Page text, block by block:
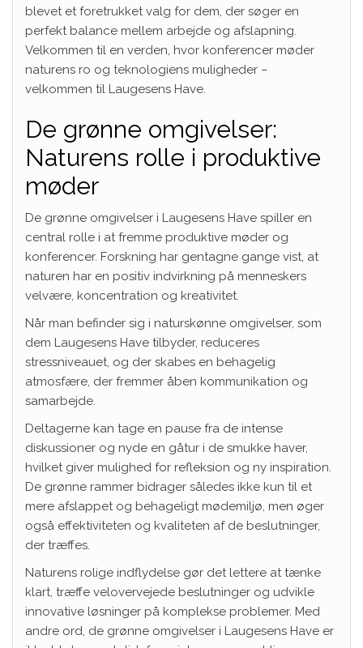
blevet et foretrukket valg for dem, der søger en
perfekt balance mellem arbejde og afslapning.
Velkommen til en verden, hvor konferencer møder
naturens ro og teknologiens muligheder –
velkommen til Laugesens Have.
De grønne omgivelser:
Naturens rolle i produktive
møder
De grønne omgivelser i Laugesens Have spiller en
central rolle i at fremme produktive møder og
konferencer. Forskning har gentagne gange vist, at
naturen har en positiv indvirkning på menneskers
velvære, koncentration og kreativitet.
Når man befinder sig i naturskønne omgivelser, som
dem Laugesens Have tilbyder, reduceres
stressniveauet, og der skabes en behagelig
atmosfære, der fremmer åben kommunikation og
samarbejde.
Deltagerne kan tage en pause fra de intense
diskussioner og nyde en gåtur i de smukke haver,
hvilket giver mulighed for refleksion og ny inspiration.
De grønne rammer bidrager således ikke kun til et
mere afslappet og behageligt mødemiljø, men øger
også effektiviteten og kvaliteten af de beslutninger,
der træffes.
Naturens rolige indflydelse gør det lettere at tænke
klart, træffe velovervejede beslutninger og udvikle
innovative løsninger på komplekse problemer. Med
andre ord, de grønne omgivelser i Laugesens Have er